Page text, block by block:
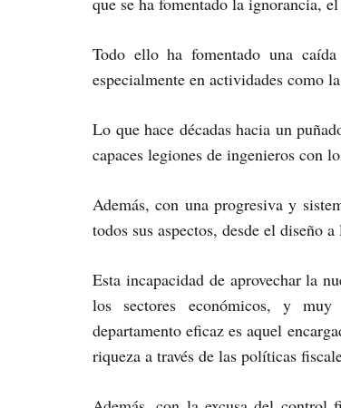
Todo ello ha fomentado una
especialmente en actividades como
Lo que hace décadas hacia un
capaces legiones de ingenieros con
Además, con una progresiva y
todos sus aspectos, desde el diseño
Esta incapacidad de aprovechar la
los sectores económicos, y
departamento eficaz es aquel
riqueza a través de las políticas